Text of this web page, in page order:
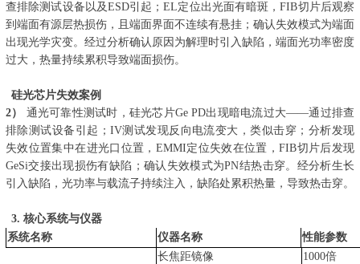
查排除测试设备以及ESD引起；EL定位出光面有暗斑，FIB切片后观察
到端面有源层热损伤，且端面界面不连续有悬挂；确认失效模式为端面
出现光学灾变。经过分析确认原因为解理时引入缺陷，端面光功率密度
过大，热量持续累积导致端面损伤。
硅光芯片失效案例
2） 通光可靠性测试时，硅光芯片Ge PD出现暗电流过大——通过排查
排除测试设备引起； IV测试发现反向电流变大，类似击穿；分析发现
失效位置集中在进光口位置， EMMI定位失效在位置，FIB切片后发现
GeSi交接出现损伤有缺陷；确认失效模式为PN结热击穿。经分析生长
引入缺陷，光功率与载流子持续注入，缺陷处累积热量，导致热击穿。
3. 核心系统与仪器
系统名称
仪器名称 性能参数
长焦距镜像
1000倍